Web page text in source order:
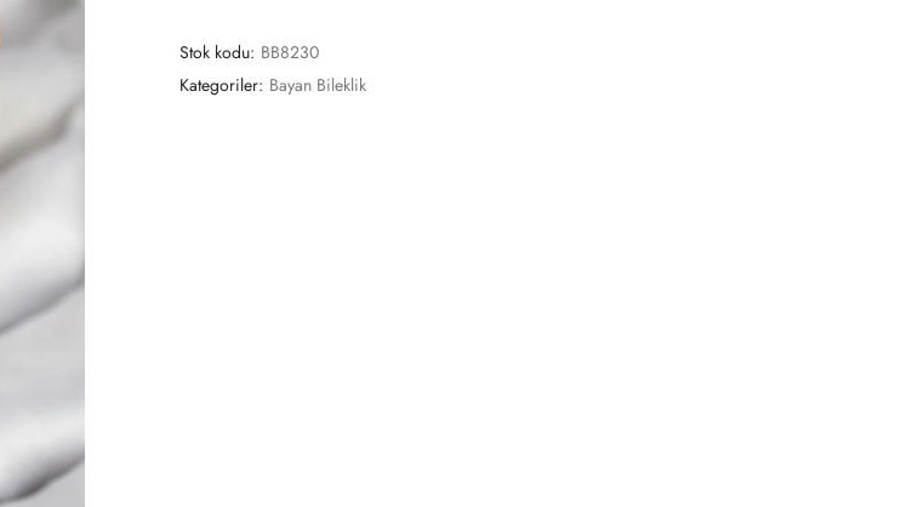
Stok kodu: BB8230
Kategoriler: Bayan Bileklik